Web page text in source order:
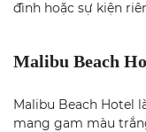
đình hoặc sự kiện
Malibu Beach
Malibu Beach Hotel
mang gam màu